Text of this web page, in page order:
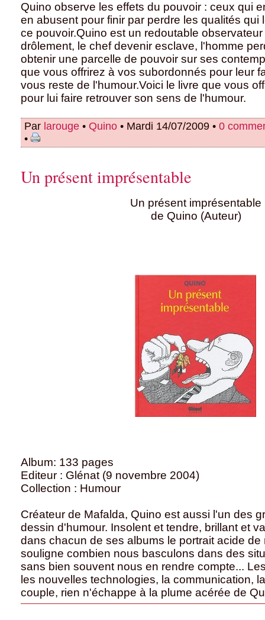
Quino observe les effets du pouvoir : ceux qui
en abusent pour finir par perdre les qualités qui
ce pouvoir.Quino est un redoutable
drôlement, le chef devenir esclave, l'homme
obtenir une parcelle de pouvoir sur ses
que vous offrirez à vos subordonnés pour leur
vous reste de l'humour.Voici le livre que vous
pour lui faire retrouver son sens de l'humour.
Par larouge • Quino • Mardi 14/07/2009 • 0
•
Un présent imprésentable
Un présent imprésentable
de Quino (Auteur)
Album: 133 pages
Editeur : Glénat (9 novembre 2004)
Collection : Humour
Créateur de Mafalda, Quino est aussi l'un des
dessin d'humour. Insolent et tendre, brillant et
dans chacun de ses albums le portrait acide de
souligne combien nous basculons dans des
sans bien souvent nous en rendre compte...
les nouvelles technologies, la communication,
couple, rien n'échappe à la plume acérée de